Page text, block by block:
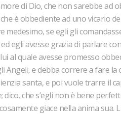
di Dio, che non sarebbe ad
è obbediente ad uno vicario
se egli gli
egli avesse grazia di parlare
al quale avesse promesso
Angeli, e debba correre a fare
santa, e poi vuole trarre il
che s’egli non è bene
giace nella anima sua.